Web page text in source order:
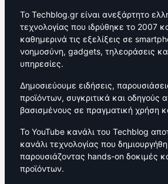
Το Techblog.gr είναι ανεξάρτητο
τεχνολογίας που ιδρύθηκε το 2007
καθημερινά τις εξελίξεις σε
νοημοσύνη, gadgets, τηλεοράσεις
υπηρεσίες.
Δημοσιεύουμε ειδήσεις,
προϊόντων, συγκριτικά και οδηγούς
βασισμένους σε πραγματική χρήση
Το YouTube κανάλι του Techblog
κανάλι τεχνολογίας που
παρουσιάζοντας hands-on δοκιμές
προϊόντων.